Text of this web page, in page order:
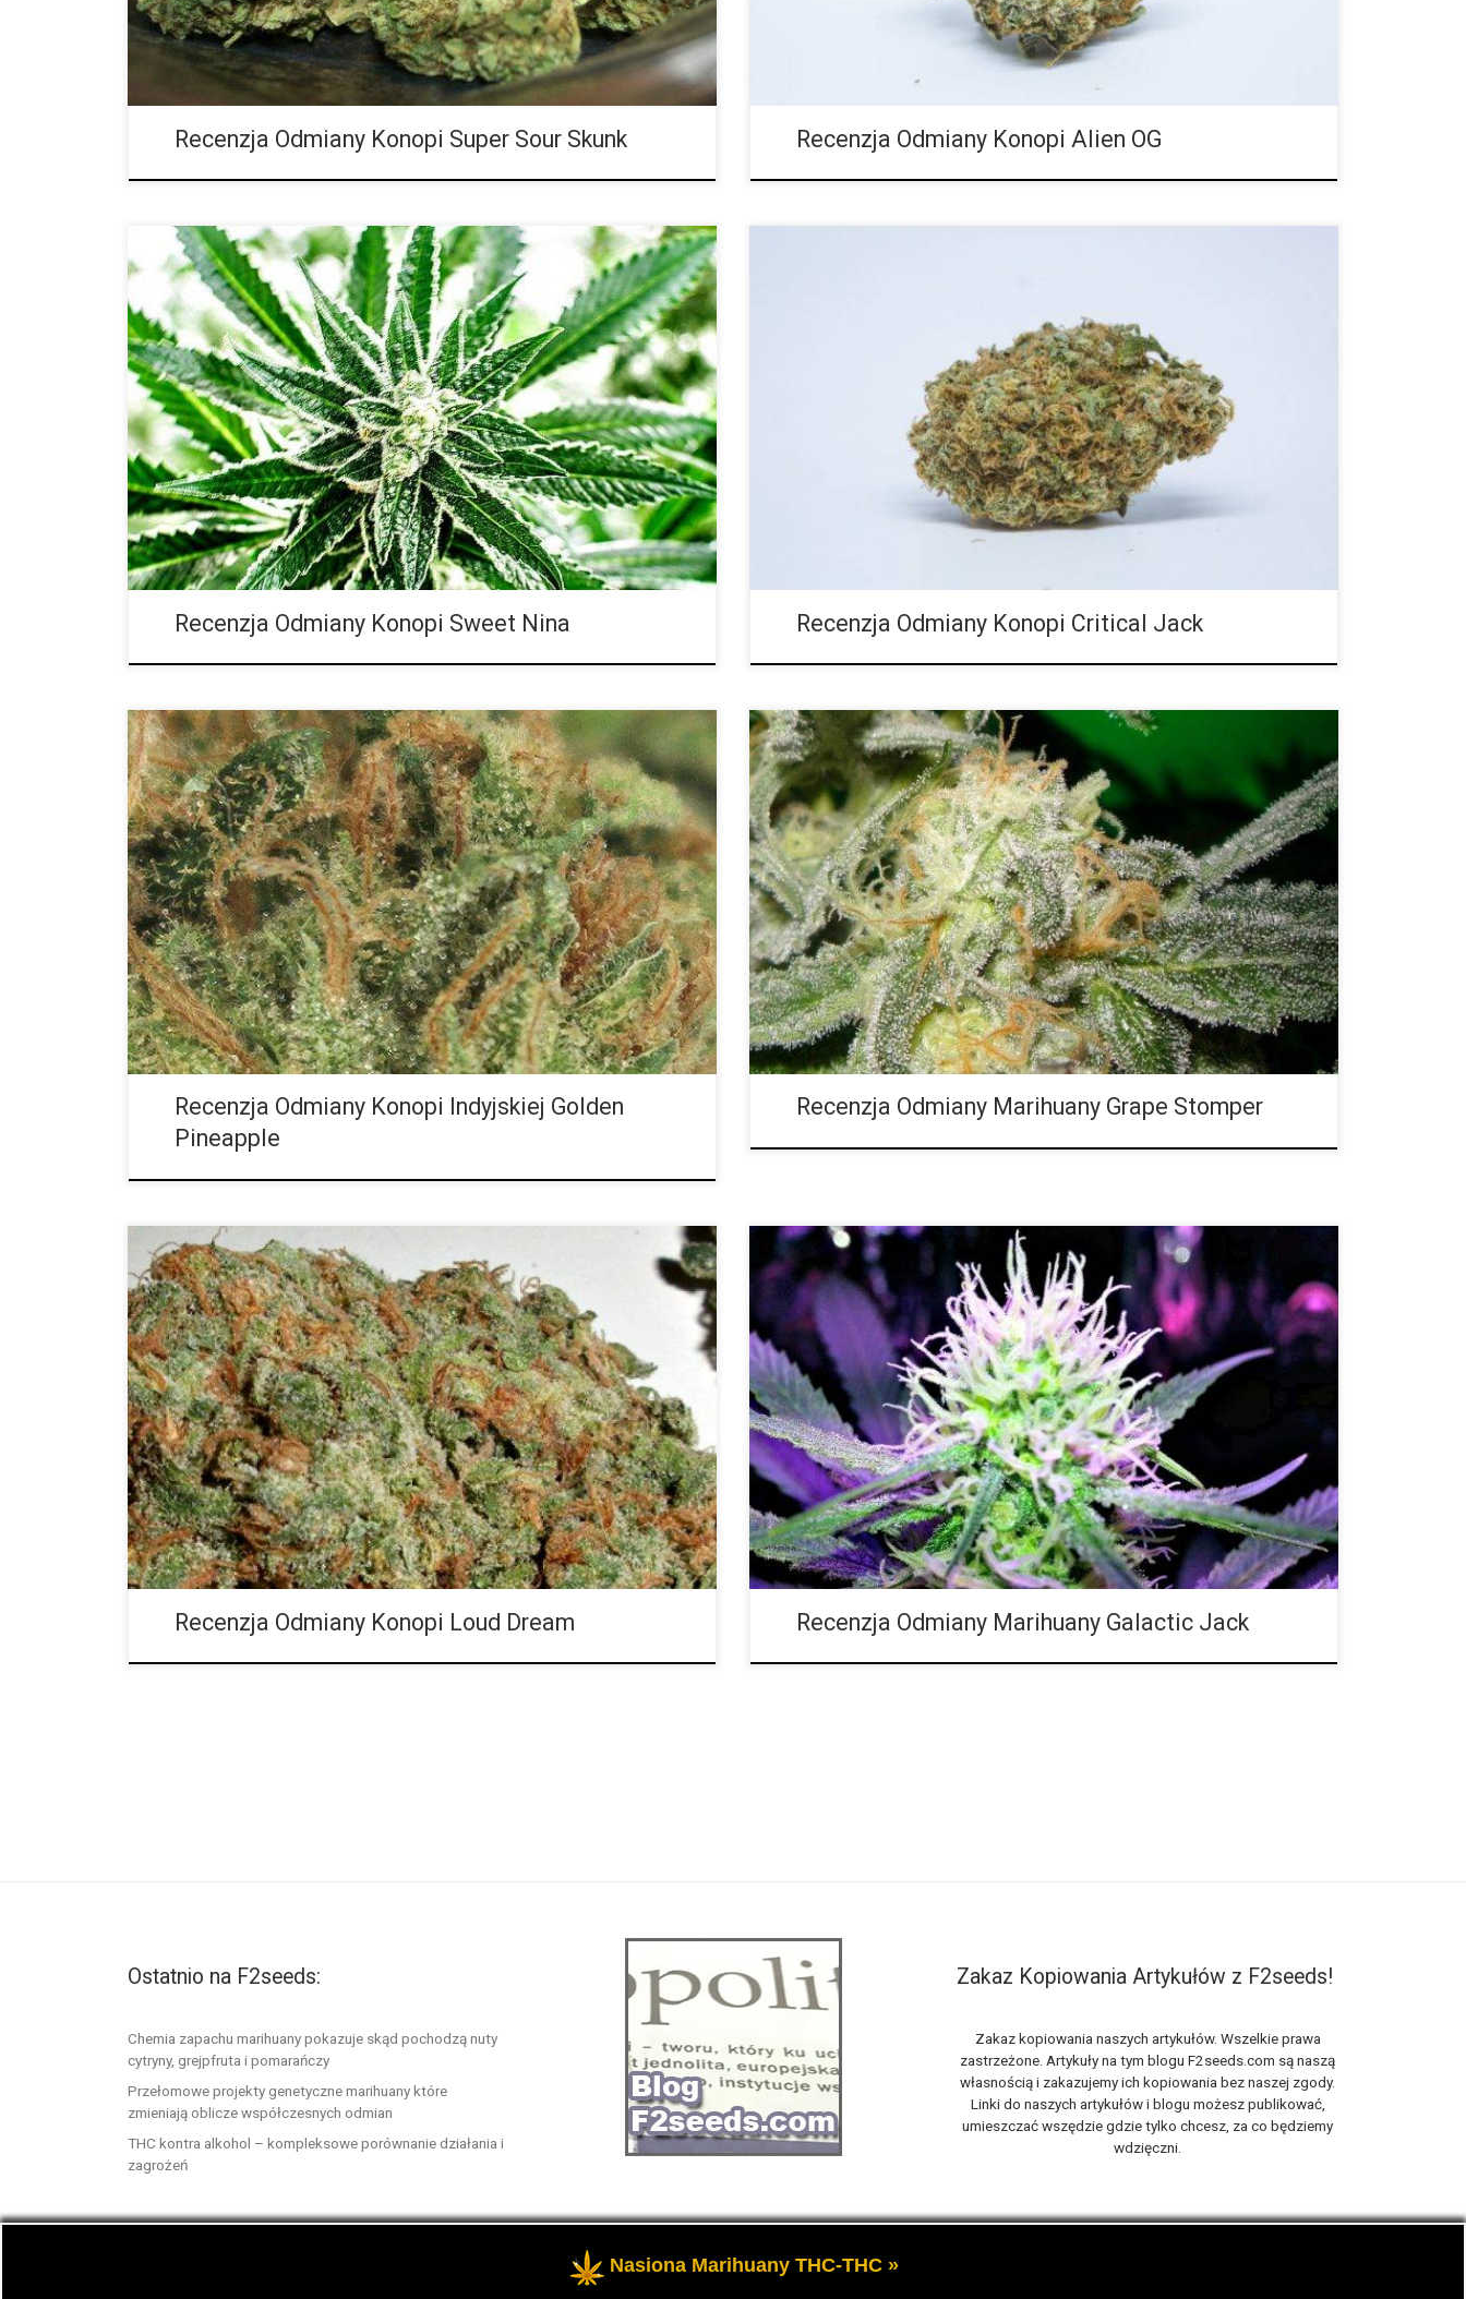
Recenzja Odmiany Konopi Super Sour Skunk Recenzja Odmiany Konopi Alien OG
Ilość THC: 20 procent Ilość CBD: 0.2 procent Rodowód: Hindu Kush, Nina Limone
Sweet Nina to odmiana z Kolorado, która robi wrażenie na każdym kto jej zasmakuje.
Jest to nowa hybryda na scenie cannabis. Odmiana posiada rozkosznie owocowo –
kwiatowy aromat. Oczekiwać możesz zrównoważonego pomiędzy ciałem a umysłem
doświadczenia. Sweet Nina to wschodząca gwiazda na scenie Kolorado. Ta
zrównoważona hybryda została wyhodowana przez geniuszy z Colorado Seed Inc.
Sweet Nina […]
Recenzja Odmiany Konopi Sweet Nina
Ilość THC: 18 procent Ilość CBD: 0.1 procent Rodowód: Critical x Jack Herer
Energetyczna i podnosząca na duchu, Critical Jack jest równie przyjemna jak mocna
filiżanka kawy. Jeśli potrzebujesz wspomagania rano, ale chcesz uniknąć nadmiernej
stymulacji, ta hybryda to idealny wybór. Critical Jack to hybrydowa odmiana
marihuany, która idealnie inspiruje wszelkie działania. Ta odmiana sprawia, że czujesz
się kreatywny i skoncentrowany, więc idealnie sprawdzi się w sytuacjach, gdy wisi nad
Recenzja Odmiany Konopi Critical Jack
Ilość THC: 21 procent Ilość CBD: 0.3 procent Rodowód: Golden Goat, Pineapple Kush
Golden Pineapple to hybryda 50/50 o słodkim, tropikalnym smaku. Ten kwiat jest
energiczny, optymistyczny i idealny na gorący, letni dzień. Golden Pineapple to urocze
skrzyżowanie pomiędzy Golden Goat i Pineapple Kush. W rezultacie powstał
zrównoważony kwiat o pysznym, tropikalnym smaku i aromacie. Jak wskazuje sama
nazwa, tę odmianę cechuje aromat ananasa. Zioło może pachnieć jak smakołyk, ale
[…]
Recenzja Odmiany Konopi Indyjskiej Golden
Pineapple
Ilość THC: 22 procent Ilość CBD: 0.1 procent Rodowód: Purple Elephant, Chemdog
Sour Diesel Grape Stomper jest odmianą dla koneserów wypełnioną w THC.
Charakteryzuje się wyraźnym aromatem winogron i aż 25 procentami THC. Ta hybryda
jest naprawdę dobrym pąkiem. Grape Stomper to kwiat, w którym dominuje sativa i
pochodzi z Gage Green Genetics. Jest to skrzyżowanie Purple Elephant (indica) oraz
Chemdog Sour Diesel (dominująca w sativę hybryda). Odmiana Grape Stomper […]
Recenzja Odmiany Marihuany Grape Stomper
Ilość THC: 26 procent Ilość CBD: 0.1 procent Rodowód: Blue Dream Loud Dream to
potężna krzyżówka, której rodzicem jest legendarna hybryda Blue Dream. Ta odmiana
jest jedną z najdroższych hybryd na rynku. Loud Dream znana również jako Loud, to
imponująca hybryda, która podobno sprzedaje się za 800 dolarów amerykańskich za
uncję na czarnym rynku. Wyhodowana przez Loud Seeds, Loud Dream uważana jest
za hybrydową sativę z wysokim poziomem THC. Często […]
Recenzja Odmiany Konopi Loud Dream
Ilość THC: 18 procent Ilość CBD: 0.6 procent Rodowód: Jack Herer, Space Queen
Galactic Jack to odważna, a jednocześnie relaksująca sativa, która pomoże ci w
wykonywaniu codziennych czynności. Skoncentrowanemu i podnoszącemu
doświadczeniu towarzyszą mocne aromaty cytrusowe oraz sosnowe. Galactic Jack
to skrzyżowanie pomiędzy Jack Herer oraz Space Queen. Jack Herer to jedna z
najbardziej popularnych sativ w historii, choć obecnie na półkach znacznie łatwiej
znaleźć jego hybrydowy odpowiednik. Galactic Jack […]
Recenzja Odmiany Marihuany Galactic Jack
Ostatnio na F2seeds:
Chemia zapachu marihuany pokazuje skąd pochodzą nuty
cytryny, grejpfruta i pomarańczy
Przełomowe projekty genetyczne marihuany które
zmieniają oblicze współczesnych odmian
THC kontra alkohol – kompleksowe porównanie działania i
zagrożeń
Zakaz Kopiowania Artykułów z F2seeds!
Zakaz kopiowania naszych artykułów. Wszelkie prawa
zastrzeżone. Artykuły na tym blogu F2seeds.com są naszą
własnością i zakazujemy ich kopiowania bez naszej zgody.
Linki do naszych artykułów i blogu możesz publikować,
umieszczać wszędzie gdzie tylko chcesz, za co będziemy
wdzięczni.
- Opowiemy Ci na naszym blogu F2seeds o marihuanie i konopiach, zwanych roślinami cannabis THC oraz CBD.
Nasiona Marihuany THC-THC »